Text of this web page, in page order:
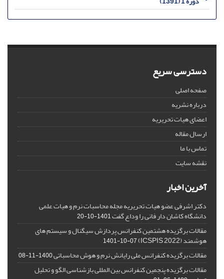
دسترسی سریع
صفحه اصلی
درباره نشریه
اعضای هیات تحریریه
ارسال مقاله
تماس با ما
نقشه سایت
آخرین اخبار
دکتر اشرفی عضو هیات تحریریه مجله محاسبات نرم و هیات علمی
دانشگاه کاشان دار فانی را وداع گفت1401-10-20
مقالات برگزیده هشتمین کنفرانس پردازش سیگنال و سیستم های
هوشمند (ICSPIS 2022) 1401-10-07
مقالات برگزیده کنفرانس ملی رایانش نرم و هوش محاسباتی1400-11-08
مقالات برگزیده پنجمین کنفرانس بین المللی بازشناسی الگو و تحلیل